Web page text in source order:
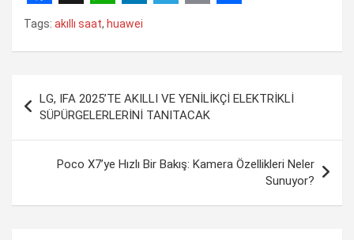
F
e
b
o
X W
t
s
A
p
L
k
e
d
I
e
g
r
a
y
L
i
n
r
Tags: akıllı saat, huawei
gezinmesi
LG, IFA 2025’TE AKILLI VE YENİLİKÇİ ELEKTRİKLİ
SÜPÜRGELERLERİNİ TANITACAK
Poco X7’ye Hızlı Bir Bakış: Kamera Özellikleri Neler
Sunuyor?